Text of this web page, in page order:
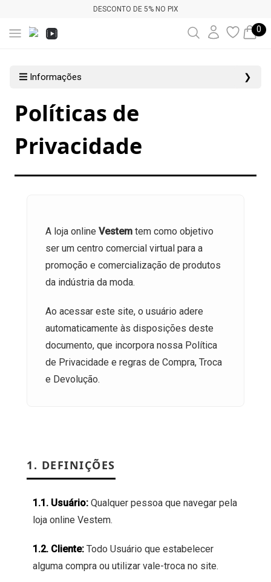
DESCONTO DE 5% NO PIX
0
Informações ❯
Políticas de
Privacidade
A loja online Vestem tem como objetivo
ser um centro comercial virtual para a
promoção e comercialização de produtos
da indústria da moda.
Ao acessar este site, o usuário adere
automaticamente às disposições deste
documento, que incorpora nossa Política
de Privacidade e regras de Compra, Troca
e Devolução.
1. DEFINIÇÕES
1.1. Usuário: Qualquer pessoa que navegar pela
loja online Vestem.
1.2. Cliente: Todo Usuário que estabelecer
alguma compra ou utilizar vale-troca no site.